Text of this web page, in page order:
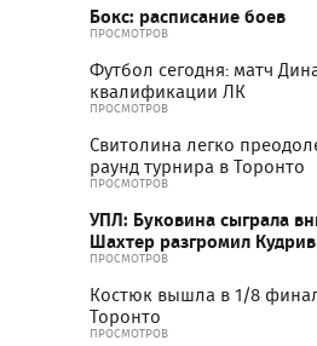
Бокс: расписание боев
ПРОСМОТРОВ
Футбол сегодня: матч
квалификации ЛК
ПРОСМОТРОВ
Свитолина легко
раунд турнира в Торонто
ПРОСМОТРОВ
УПЛ: Буковина сыграла
Шахтер разгромил
ПРОСМОТРОВ
Костюк вышла в 1/8
Торонто
ПРОСМОТРОВ